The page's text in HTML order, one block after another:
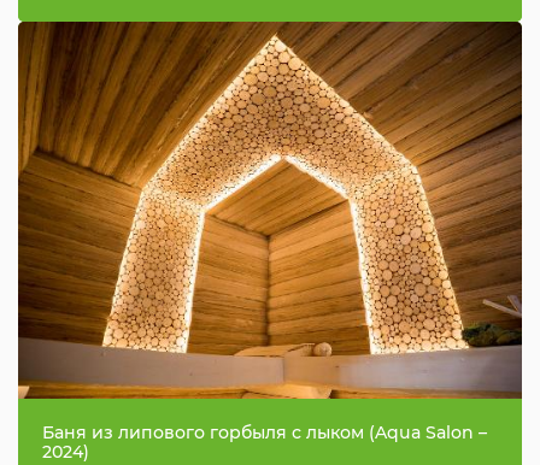
Баня из липового горбыля с лыком (Aqua Salon –
2024)